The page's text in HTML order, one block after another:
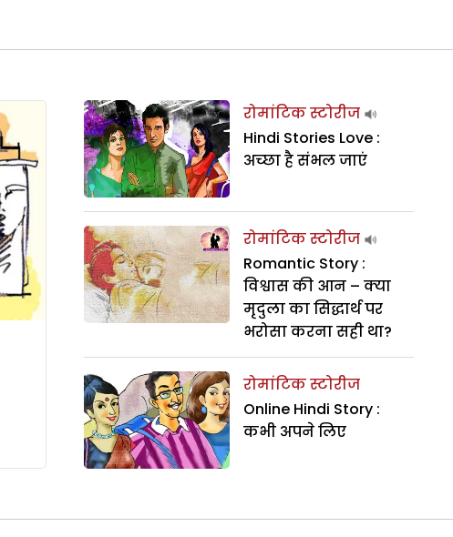
रोमांटिक स्टोरीज
Hindi Stories Love :
अच्‍छा है संभल जाएं
रोमांटिक स्टोरीज
Romantic Story :
विश्वास की आन – क्या
मृदुला का सिद्धार्थ पर
भरोसा करना सही था?
रोमांटिक स्टोरीज
Online Hindi Story :
कभी अपने लिए